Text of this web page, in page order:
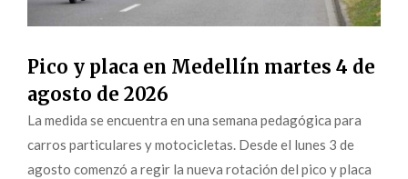
Pico y placa en Medellín martes 4 de
agosto de 2026
La medida se encuentra en una semana pedagógica para
carros particulares y motocicletas. Desde el lunes 3 de
agosto comenzó a regir la nueva rotación del pico y placa